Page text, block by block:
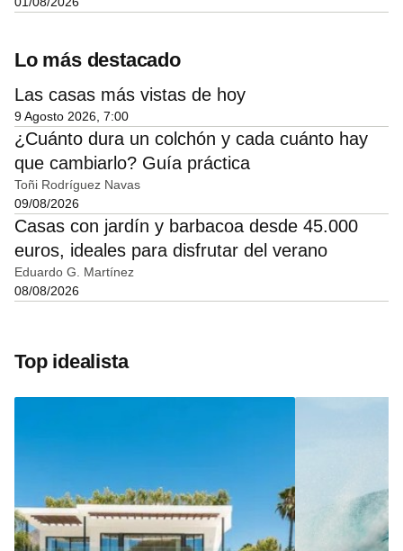
Lo más destacado
Las casas más vistas de hoy
9 Agosto 2026, 7:00
¿Cuánto dura un colchón y cada cuánto hay
que cambiarlo? Guía práctica
Toñi Rodríguez Navas
09/08/2026
Casas con jardín y barbacoa desde 45.000
euros, ideales para disfrutar del verano
Eduardo G. Martínez
08/08/2026
Top idealista